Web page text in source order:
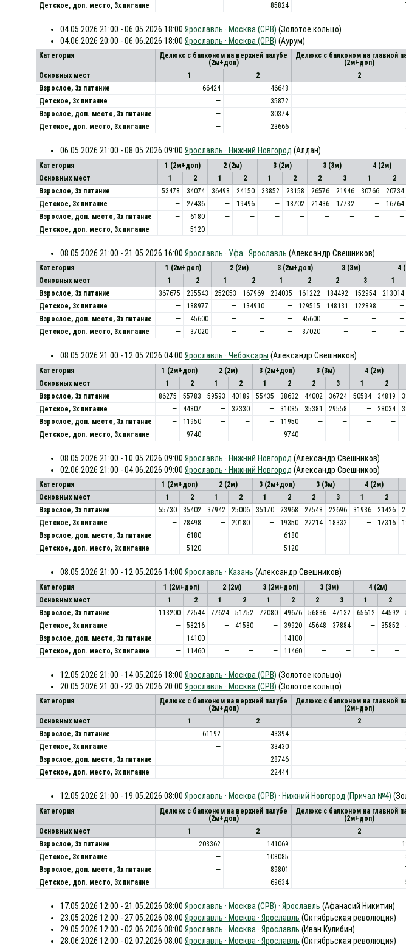
Детское, доп. место, 3x питание
— 85824
04.05.2026 21:00 - 06.05.2026 18:00 Ярославль · Москва (СРВ) (Золотое кольцо)
04.06.2026 20:00 - 06.06.2026 18:00 Ярославль · Москва (СРВ) (Аурум)
Категория
Делюкс с балконом на верхней палубе
(2м+доп)
Делюкс с балконом на главной
(2м+доп)
Основных мест
1 2 2
Взрослое, 3х питание
66424 46648
Детское, 3х питание
— 35872
Взрослое, доп. место, 3x питание
— 30374
Детское, доп. место, 3x питание
— 23666
06.05.2026 21:00 - 08.05.2026 09:00 Ярославль · Нижний Новгород (Алдан)
Категория 1 (2м+доп) 2 (2м) 3 (2м) 3 (3м) 4 (2м)
Основных мест
1 2 1 2 1 2 2 3 1 2
Взрослое, 3х питание
53478 34074 36498 24150 33852 23158 26576 21946 30766 20734
Детское, 3х питание
— 27436 — 19496 — 18702 21436 17732 — 16764
Взрослое, доп. место, 3x питание
— 6180 — — — — — — — —
Детское, доп. место, 3x питание
— 5120 — — — — — — — —
08.05.2026 21:00 - 21.05.2026 16:00 Ярославль · Уфа · Ярославль (Александр Свешников)
Категория 1 (2м+доп) 2 (2м) 3 (2м+доп) 3 (3м) 4
Основных мест
1 2 1 2 1 2 2 3 1
Взрослое, 3х питание
367675 235543 252053 167969 234035 161222 184492 152954 213014
Детское, 3х питание
— 188977 — 134910 — 129515 148131 122898 —
Взрослое, доп. место, 3x питание
— 45600 — — — 45600 — — —
Детское, доп. место, 3x питание
— 37020 — — — 37020 — — —
08.05.2026 21:00 - 12.05.2026 04:00 Ярославль · Чебоксары (Александр Свешников)
Категория 1 (2м+доп) 2 (2м) 3 (2м+доп) 3 (3м) 4 (2м)
Основных мест
1 2 1 2 1 2 2 3 1 2
Взрослое, 3х питание
86275 55783 59593 40189 55435 38632 44002 36724 50584 34819
Детское, 3х питание
— 44807 — 32330 — 31085 35381 29558 — 28034
Взрослое, доп. место, 3x питание
— 11950 — — — 11950 — — — —
Детское, доп. место, 3x питание
— 9740 — — — 9740 — — — —
08.05.2026 21:00 - 10.05.2026 09:00 Ярославль · Нижний Новгород (Александр Свешников)
02.06.2026 21:00 - 04.06.2026 09:00 Ярославль · Нижний Новгород (Александр Свешников)
Категория 1 (2м+доп) 2 (2м) 3 (2м+доп) 3 (3м) 4 (2м)
Основных мест
1 2 1 2 1 2 2 3 1 2
Взрослое, 3х питание
55730 35402 37942 25006 35170 23968 27548 22696 31936 21426
Детское, 3х питание
— 28498 — 20180 — 19350 22214 18332 — 17316
Взрослое, доп. место, 3x питание
— 6180 — — — 6180 — — — —
Детское, доп. место, 3x питание
— 5120 — — — 5120 — — — —
08.05.2026 21:00 - 12.05.2026 14:00 Ярославль · Казань (Александр Свешников)
Категория 1 (2м+доп) 2 (2м) 3 (2м+доп) 3 (3м) 4 (2м)
Основных мест
1 2 1 2 1 2 2 3 1 2
Взрослое, 3х питание
113200 72544 77624 51752 72080 49676 56836 47132 65612 44592
Детское, 3х питание
— 58216 — 41580 — 39920 45648 37884 — 35852
Взрослое, доп. место, 3x питание
— 14100 — — — 14100 — — — —
Детское, доп. место, 3x питание
— 11460 — — — 11460 — — — —
12.05.2026 21:00 - 14.05.2026 18:00 Ярославль · Москва (СРВ) (Золотое кольцо)
20.05.2026 21:00 - 22.05.2026 20:00 Ярославль · Москва (СРВ) (Золотое кольцо)
Категория
Делюкс с балконом на верхней палубе
(2м+доп)
Делюкс с балконом на главной
(2м+доп)
Основных мест
1 2 2
Взрослое, 3х питание
61192 43394
Детское, 3х питание
— 33430
Взрослое, доп. место, 3x питание
— 28746
Детское, доп. место, 3x питание
— 22444
12.05.2026 21:00 - 19.05.2026 08:00 Ярославль · Москва (СРВ) · Нижний Новгород (Причал №4)
Категория
Делюкс с балконом на верхней палубе
(2м+доп)
Делюкс с балконом на главной
(2м+доп)
Основных мест
1 2 2
Взрослое, 3х питание
203362 141069
Детское, 3х питание
— 108085
Взрослое, доп. место, 3x питание
— 89801
Детское, доп. место, 3x питание
— 69634
17.05.2026 12:00 - 21.05.2026 08:00 Ярославль · Москва (СРВ) · Ярославль (Афанасий Никитин)
23.05.2026 12:00 - 27.05.2026 08:00 Ярославль · Москва · Ярославль (Октябрьская революция)
29.05.2026 12:00 - 02.06.2026 08:00 Ярославль · Москва · Ярославль (Иван Кулибин)
28.06.2026 12:00 - 02.07.2026 08:00 Ярославль · Москва · Ярославль (Октябрьская революция)